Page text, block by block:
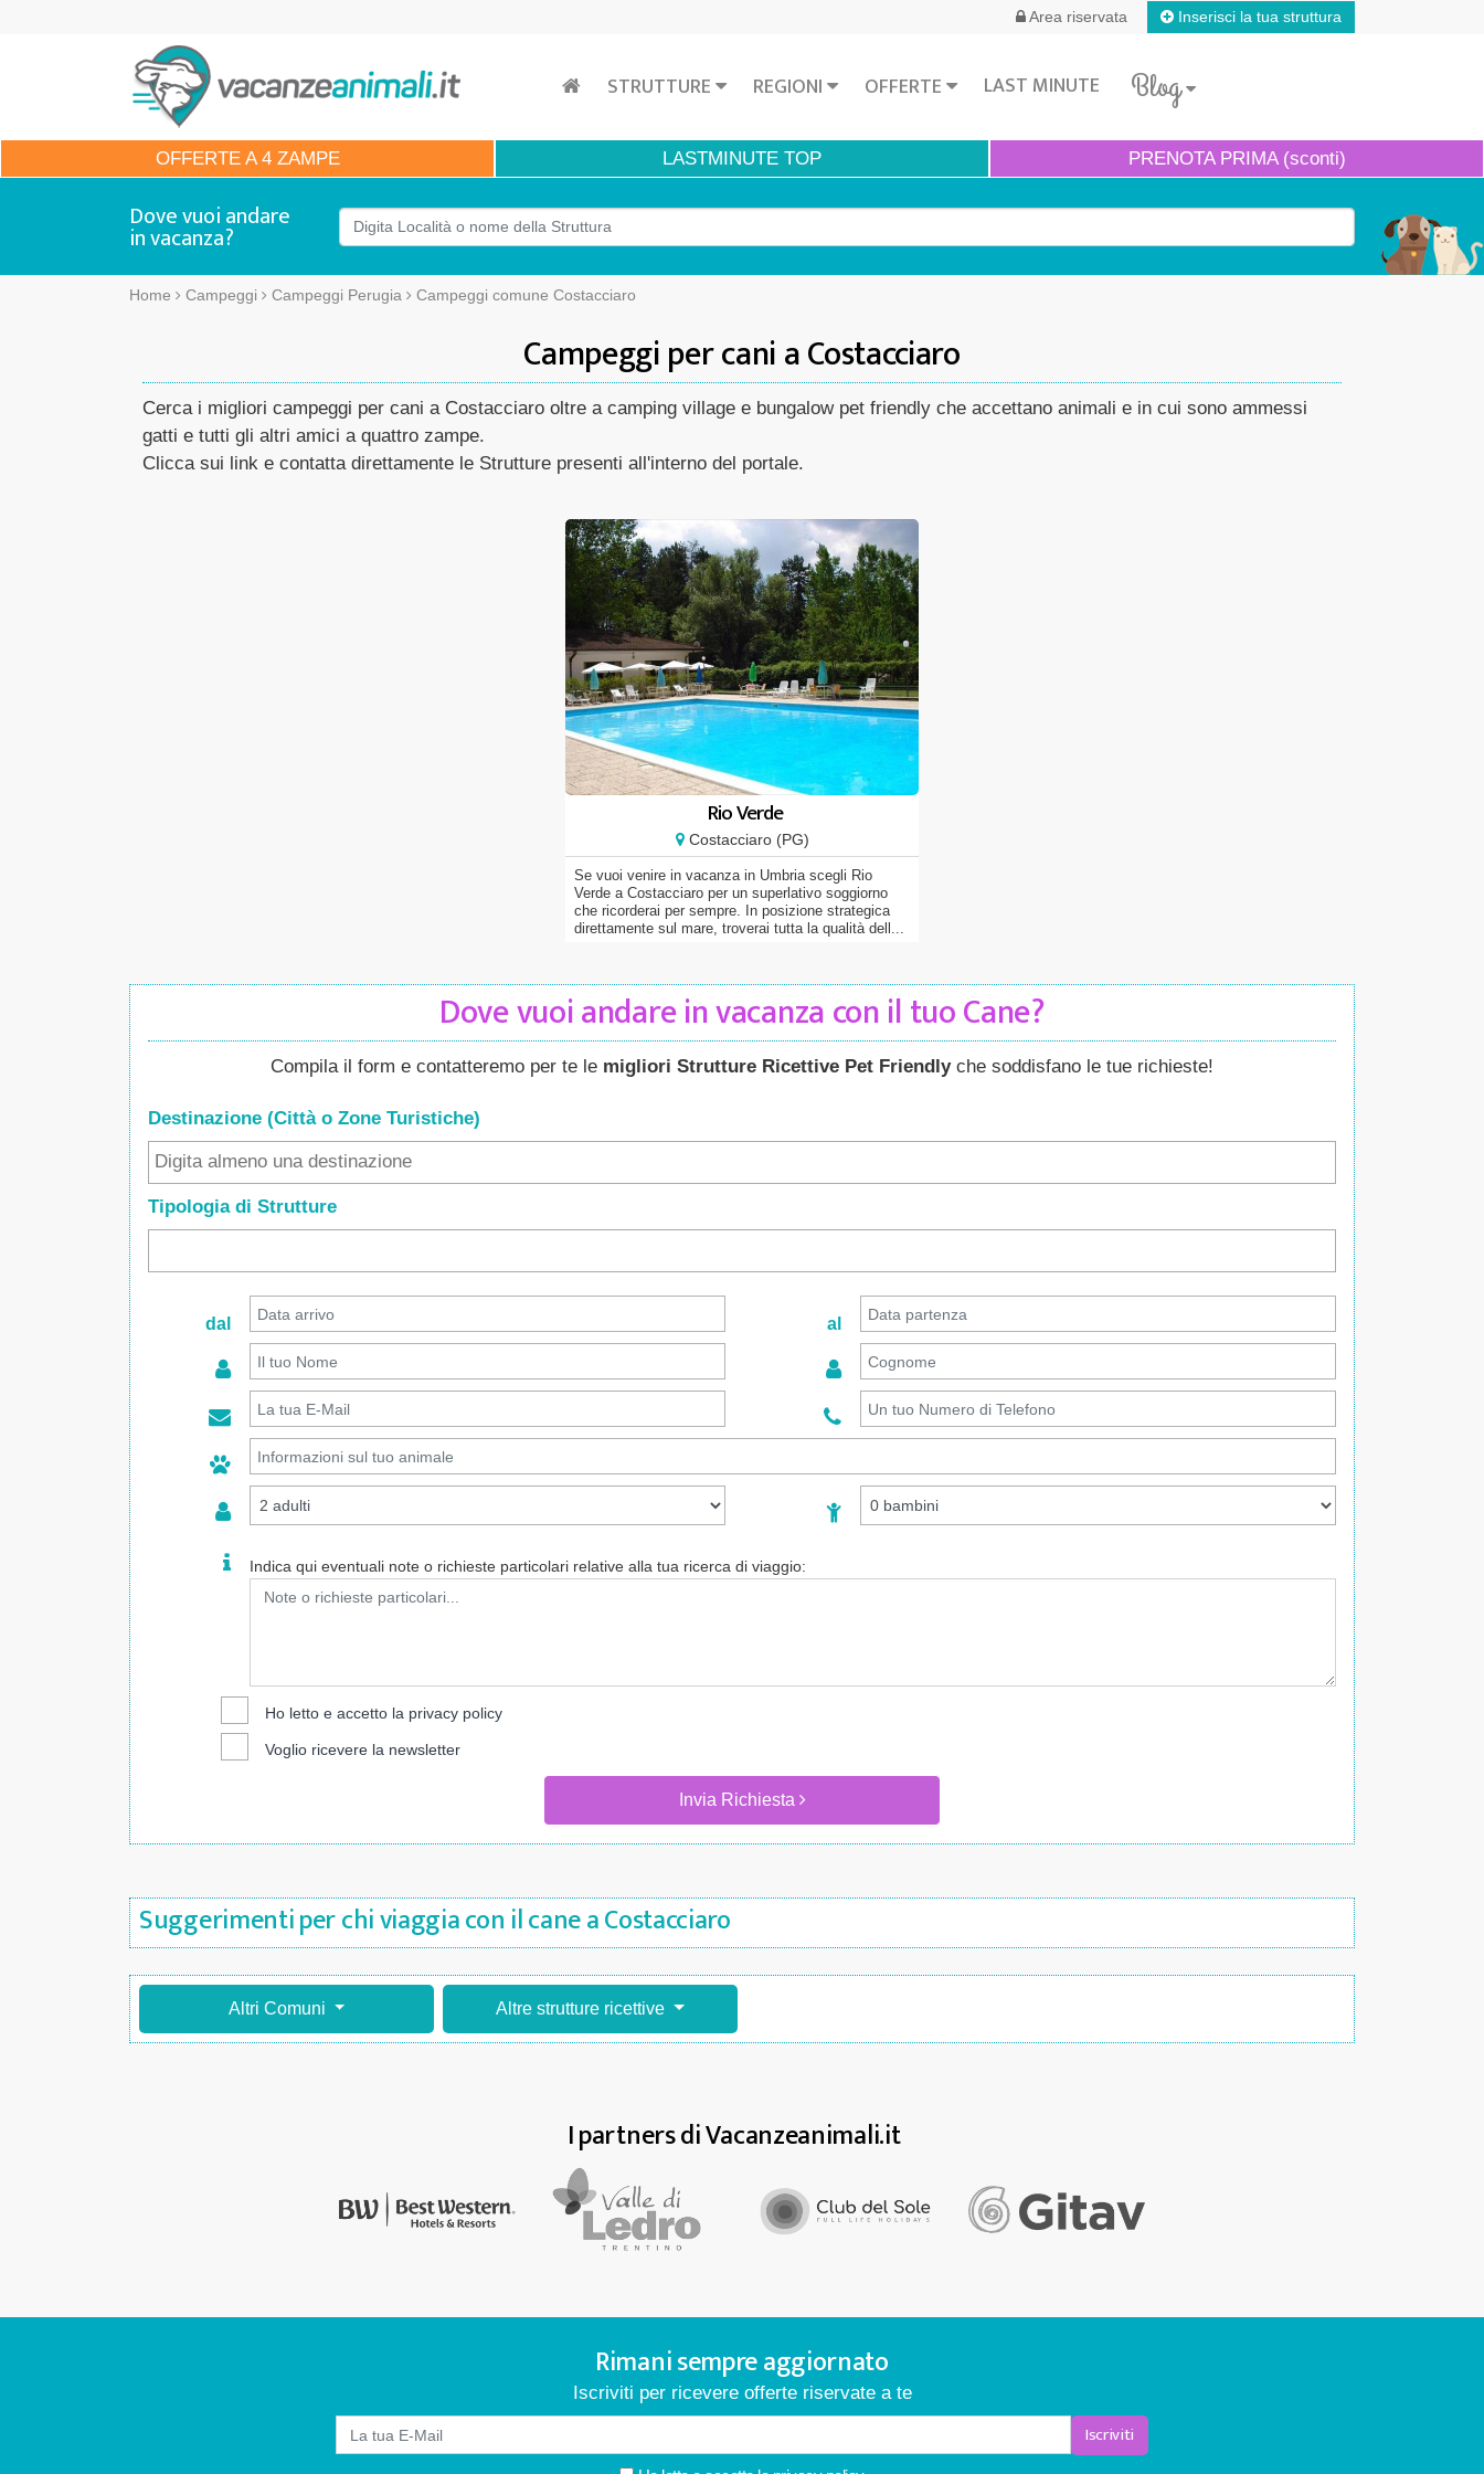
Area riservata Inserisci la tua struttura
STRUTTURE REGIONI OFFERTE LAST MINUTE Blog
OFFERTEA 4 ZAMPE LASTMINUTE TOP PRENOTAPRIMA (sconti)
Dove vuoi andare
in vacanza?
Home Campeggi Campeggi Perugia Campeggi comune Costacciaro
Campeggi per cani a Costacciaro
Cerca i migliori campeggi per cani a Costacciaro oltre a camping village e bungalow pet friendly che accettano animali e in cui sono ammessi
gatti e tutti gli altri amici a quattro zampe.
Clicca sui link e contatta direttamente le Strutture presenti all'interno del portale.
Rio Verde
Costacciaro (PG)
Se vuoi venire in vacanza in Umbria scegli Rio
Verde a Costacciaro per un superlativo soggiorno
che ricorderai per sempre. In posizione strategica
direttamente sul mare, troverai tutta la qualità dell...
Dove vuoi andare in vacanza con il tuo Cane?
Compila il form e contatteremo per te le migliori Strutture Ricettive Pet Friendlyche soddisfano le tue richieste!
Destinazione (Città o Zone Turistiche)
Tipologia di Strutture
dal al
Indica qui eventuali note o richieste particolari relative alla tua ricerca di viaggio:
Ho letto e accetto la privacy policy
Voglio ricevere la newsletter
Invia Richiesta
Suggerimenti per chi viaggia con il cane a Costacciaro
Altri Comuni Altre strutture ricettive
I partners di Vacanzeanimali.it
Rimani sempre aggiornato
Iscriviti per ricevere offerte riservate a te
Iscriviti